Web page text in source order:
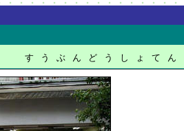
すうぶんどうしょてん